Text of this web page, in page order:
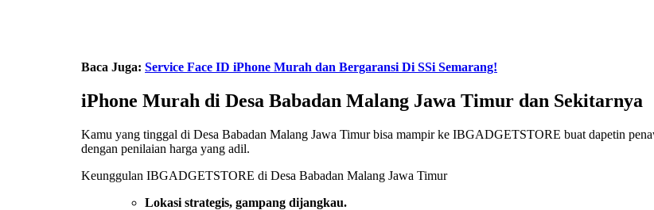
Baca Juga: Service Face ID iPhone Murah dan Bergaransi Di SSi Semarang!
iPhone Murah di Desa Babadan Malang Jawa Timur dan Sekitarnya
Kamu yang tinggal di Desa Babadan Malang Jawa Timur bisa mampir ke IBGADGETSTORE buat dapetin
dengan penilaian harga yang adil.
Keunggulan IBGADGETSTORE di Desa Babadan Malang Jawa Timur
Lokasi strategis, gampang dijangkau.